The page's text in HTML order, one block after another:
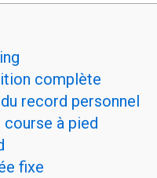
complète
record personnel
à pied
fixe